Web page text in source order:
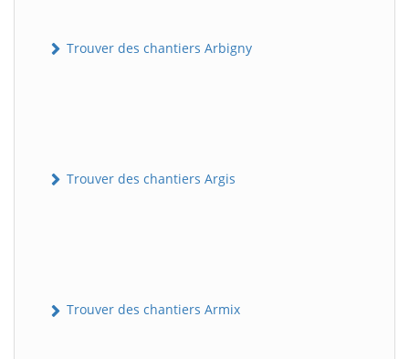
Trouver des chantiers Arbigny
Trouver des chantiers Argis
Trouver des chantiers Armix